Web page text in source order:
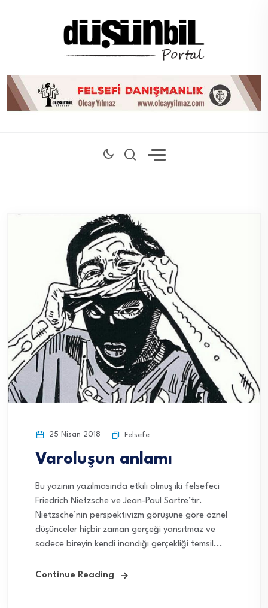
25 Nisan 2018 Felsefe
Varoluşun anlamı
Bu yazının yazılmasında etkili olmuş iki felsefeci
Friedrich Nietzsche ve Jean-Paul Sartre’tır.
Nietzsche’nin perspektivizm görüşüne göre öznel
düşünceler hiçbir zaman gerçeği yansıtmaz ve
sadece bireyin kendi inandığı gerçekliği temsil...
Continue Reading